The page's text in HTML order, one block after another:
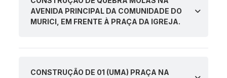
AVENIDA PRINCIPAL DA COMUNIDADE DO
MURICI, EM FRENTE À PRAÇA DA IGREJA.
CONSTRUÇÃO DE 01 (UMA) PRAÇA NA